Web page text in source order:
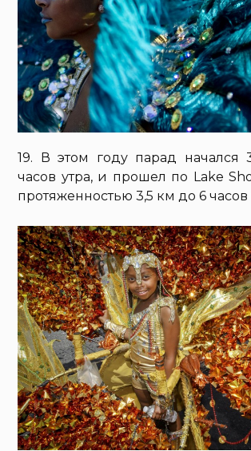
19. В этом году парад начался
часов утра, и прошел по Lake
протяженностью 3,5 км до 6 часов